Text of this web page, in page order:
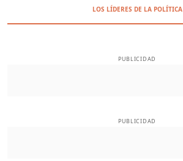
LOS LÍDERES DE LA POLÍTICA
PUBLICIDAD
PUBLICIDAD